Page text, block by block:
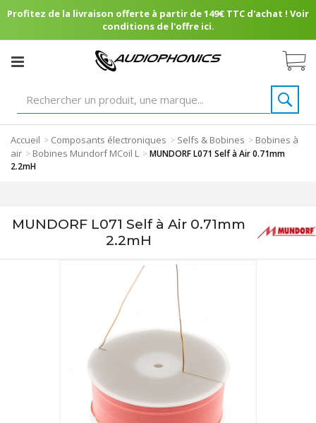
Profitez de la livraison offerte à partir de 149€ TTC d'achat ! Voir
conditions de l'offre ici.
Accueil > Composants électroniques > Selfs & Bobines > Bobines à
air > Bobines Mundorf MCoil L >MUNDORF L071 Self à Air 0.71mm
2.2mH
MUNDORF L071 Self à Air 0.71mm
2.2mH